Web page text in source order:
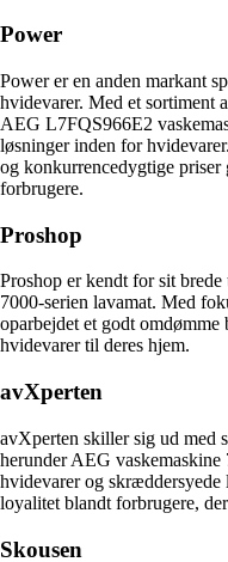
Power
Power er en anden markant
hvidevarer. Med et sortiment
AEG L7FQS966E2
løsninger inden for
og konkurrencedygtige
forbrugere.
Proshop
Proshop er kendt for sit
7000-serien lavamat. Med
oparbejdet et godt
hvidevarer til deres hjem.
avXperten
avXperten skiller sig ud med
herunder AEG
hvidevarer og
loyalitet blandt forbrugere,
Skousen